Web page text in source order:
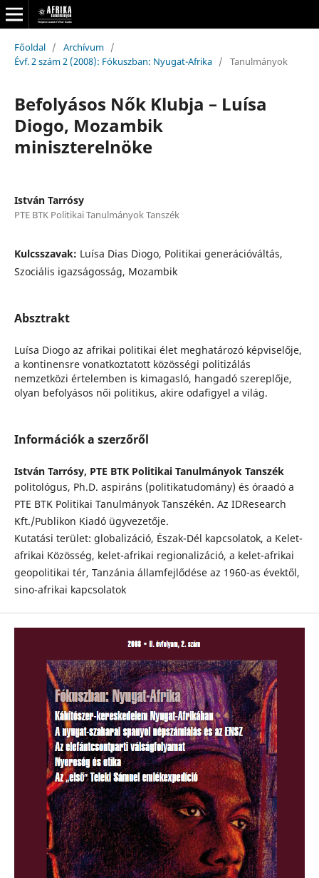
Főoldal / Archívum /
Évf. 2 szám 2 (2008): Fókuszban: Nyugat-Afrika / Tanulmányok
Befolyásos Nők Klubja – Luísa
Diogo, Mozambik
miniszterelnöke
István Tarrósy
PTE BTK Politikai Tanulmányok Tanszék
Kulcsszavak: Luísa Dias Diogo, Politikai generációváltás,
Szociális igazságosság, Mozambik
Absztrakt
Luísa Diogo az afrikai politikai élet meghatározó képviselője,
a kontinensre vonatkoztatott közösségi politizálás
nemzetközi értelemben is kimagasló, hangadó szereplője,
olyan befolyásos női politikus, akire odafigyel a világ.
Információk a szerzőről
István Tarrósy, PTE BTK Politikai Tanulmányok Tanszék
politológus, Ph.D. aspiráns (politikatudomány) és óraadó a
PTE BTK Politikai Tanulmányok Tanszékén. Az IDResearch
Kft./Publikon Kiadó ügyvezetője.
Kutatási terület: globalizáció, Észak-Dél kapcsolatok, a Kelet-
afrikai Közösség, kelet-afrikai regionalizáció, a kelet-afrikai
geopolitikai tér, Tanzánia államfejlődése az 1960-as évektől,
sino-afrikai kapcsolatok